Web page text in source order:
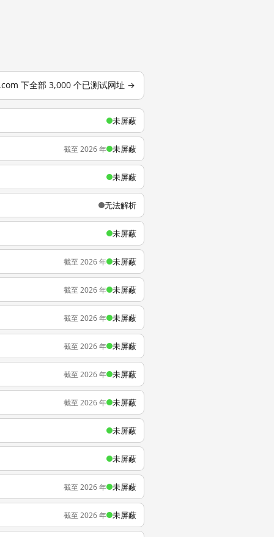
下全部 3,000 个已测试网址 →
未屏蔽
截至 2026 年 未屏蔽
未屏蔽
无法解析
未屏蔽
截至 2026 年 未屏蔽
截至 2026 年 未屏蔽
截至 2026 年 未屏蔽
截至 2026 年 未屏蔽
截至 2026 年 未屏蔽
截至 2026 年 未屏蔽
未屏蔽
未屏蔽
截至 2026 年 未屏蔽
截至 2026 年 未屏蔽